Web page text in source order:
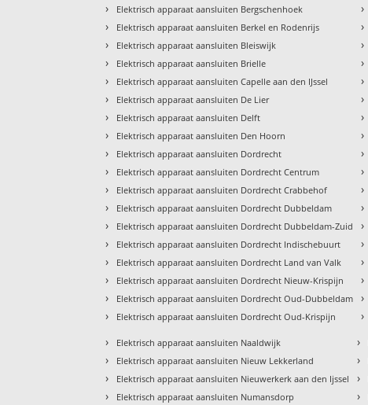
› Elektrisch apparaat aansluiten Bergschenhoek
› Elektrisch apparaat aansluiten Berkel en Rodenrijs
› Elektrisch apparaat aansluiten Bleiswijk
› Elektrisch apparaat aansluiten Brielle
› Elektrisch apparaat aansluiten Capelle aan den IJssel
› Elektrisch apparaat aansluiten De Lier
› Elektrisch apparaat aansluiten Delft
› Elektrisch apparaat aansluiten Den Hoorn
› Elektrisch apparaat aansluiten Dordrecht
› Elektrisch apparaat aansluiten Dordrecht Centrum
› Elektrisch apparaat aansluiten Dordrecht Crabbehof
› Elektrisch apparaat aansluiten Dordrecht Dubbeldam
› Elektrisch apparaat aansluiten Dordrecht Dubbeldam-Zuid
› Elektrisch apparaat aansluiten Dordrecht Indischebuurt
› Elektrisch apparaat aansluiten Dordrecht Land van Valk
› Elektrisch apparaat aansluiten Dordrecht Nieuw-Krispijn
› Elektrisch apparaat aansluiten Dordrecht Oud-Dubbeldam
› Elektrisch apparaat aansluiten Dordrecht Oud-Krispijn
›
›
›
›
›
›
›
›
›
›
›
›
›
›
›
›
›
›
› Elektrisch apparaat aansluiten Naaldwijk
› Elektrisch apparaat aansluiten Nieuw Lekkerland
› Elektrisch apparaat aansluiten Nieuwerkerk aan den Ijssel
› Elektrisch apparaat aansluiten Numansdorp
›
›
›
›